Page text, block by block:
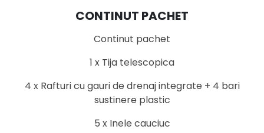
CONTINUT PACHET
Continut pachet
1 x Tija telescopica
4 x Rafturi cu gauri de drenaj integrate + 4 bari
sustinere plastic
5 x Inele cauciuc